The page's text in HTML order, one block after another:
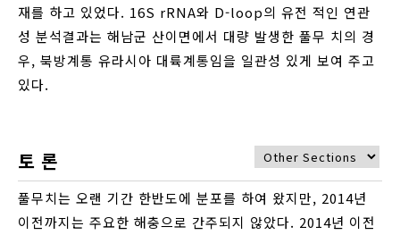
재를 하고 있었다. 16S rRNA와 D-loop의 유전 적인 연관
성 분석결과는 해남군 산이면에서 대량 발생한 풀무 치의 경
우, 북방계통 유라시아 대륙계통임을 일관성 있게 보여 주고
있다.
토 론
풀무치는 오랜 기간 한반도에 분포를 하여 왔지만, 2014년
이전까지는 주요한 해충으로 간주되지 않았다. 2014년 이전